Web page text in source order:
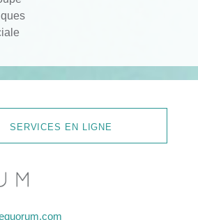
SERVICES EN LIGNE